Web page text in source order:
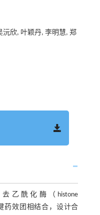
欣, 叶颖丹, 李明慧, 郑
乙酰化酶（histone
药效团相结合，设计合